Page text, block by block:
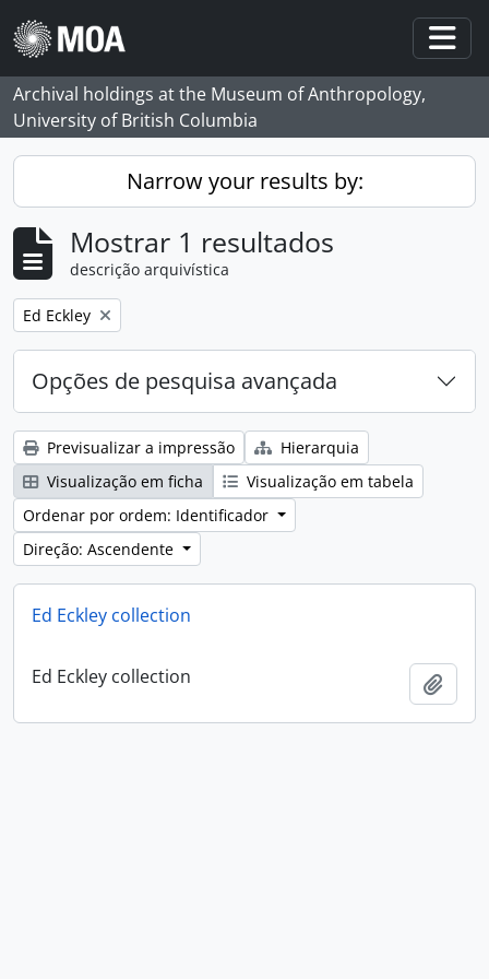
Skip to main content
Archival holdings at the Museum of Anthropology,
University of British Columbia
Narrow your results by:
Mostrar 1 resultados
descrição arquivística
Remove filter:
Ed Eckley
Opções de pesquisa avançada
Previsualizar a impressão
Hierarquia
Visualização em ficha
Visualização em tabela
Ordenar por ordem: Identificador
Direção: Ascendente
Ed Eckley collection
Ed Eckley collection